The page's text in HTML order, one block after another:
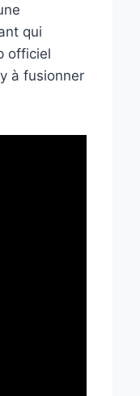
qui
officiel
à fusionner